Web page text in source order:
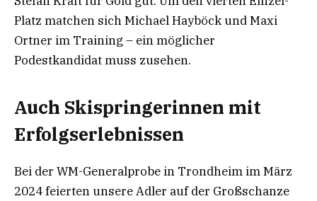
Platz matchen sich Michael Hayböck und Maxi
Ortner im Training – ein möglicher
Podestkandidat muss zusehen.
Auch Skispringerinnen mit
Erfolgserlebnissen
Bei der WM-Generalprobe in Trondheim im März
2024 feierten unsere Adler auf der Großschanze